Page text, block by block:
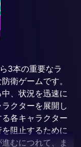
3本の重要なラ
衛ゲームです。
、状況を迅速に
クターを展開し
各キャラクター
阻止するために
むにつれて、ま